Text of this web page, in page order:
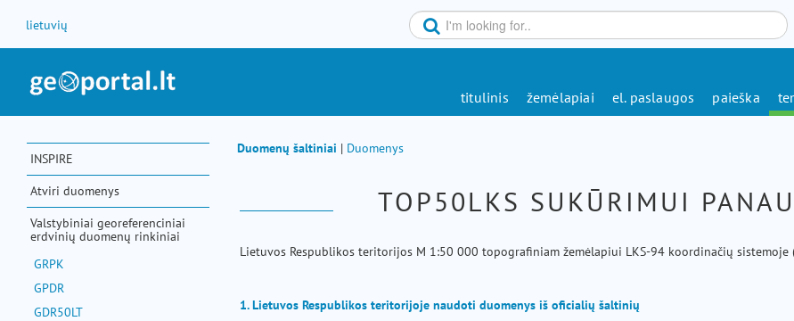
lietuvių
titulinis žemėlapiai el. paslaugos paieška
INSPIRE
Atviri duomenys
Valstybiniai georeferenciniai
erdvinių duomenų rinkiniai
GRPK
GPDR
GDR50LT
Duomenų šaltiniai | Duomenys
TOP50LKS SUKŪRIMUI
Lietuvos Respublikos teritorijos M 1:50 000 topografiniam žemėlapiui LKS-94 koordinačių sistemoje
1. Lietuvos Respublikos teritorijoje naudoti duomenys iš oficialių šaltinių